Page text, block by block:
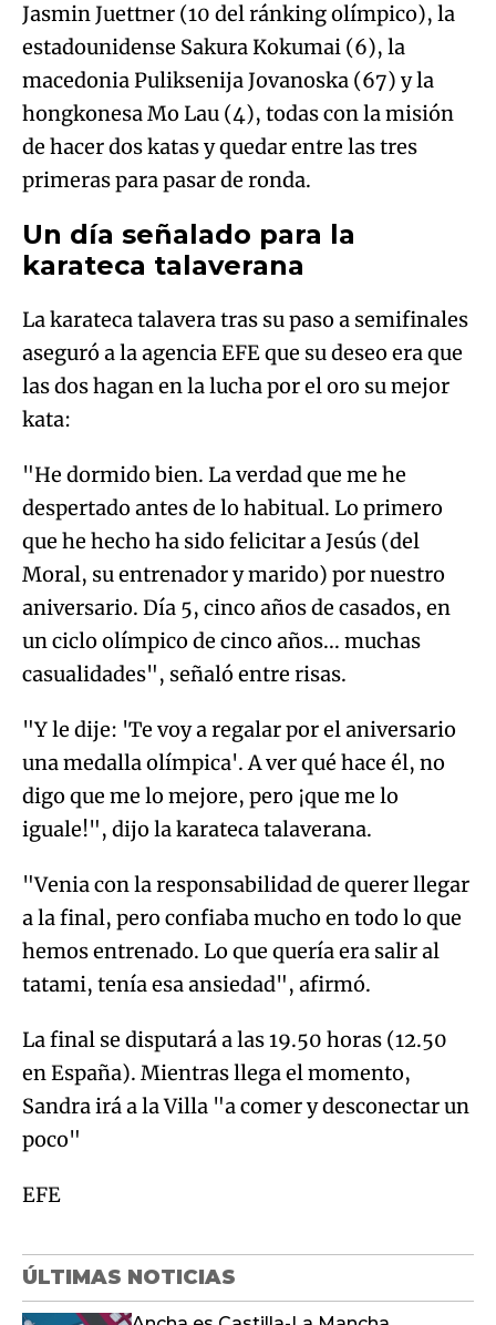
Jasmin Juettner (10 del ránking olímpico), la
estadounidense Sakura Kokumai (6), la
macedonia Puliksenija Jovanoska (67) y la
hongkonesa Mo Lau (4), todas con la misión
de hacer dos katas y quedar entre las tres
primeras para pasar de ronda.
Un día señalado para la
karateca talaverana
La karateca talavera tras su paso a semifinales
aseguró a la agencia EFE que su deseo era que
las dos hagan en la lucha por el oro su mejor
kata:
"He dormido bien. La verdad que me he
despertado antes de lo habitual. Lo primero
que he hecho ha sido felicitar a Jesús (del
Moral, su entrenador y marido) por nuestro
aniversario. Día 5, cinco años de casados, en
un ciclo olímpico de cinco años... muchas
casualidades", señaló entre risas.
"Y le dije: 'Te voy a regalar por el aniversario
una medalla olímpica'. A ver qué hace él, no
digo que me lo mejore, pero ¡que me lo
iguale!", dijo la karateca talaverana.
"Venia con la responsabilidad de querer llegar
a la final, pero confiaba mucho en todo lo que
hemos entrenado. Lo que quería era salir al
tatami, tenía esa ansiedad", afirmó.
La final se disputará a las 19.50 horas (12.50
en España). Mientras llega el momento,
Sandra irá a la Villa "a comer y desconectar un
poco"
EFE
ÚLTIMAS NOTICIAS